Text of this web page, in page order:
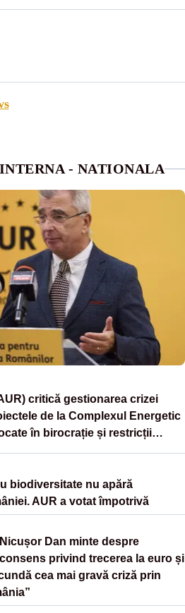
- NATIONALA
critică gestionarea crizei
de la Complexul Energetic
în birocrație și restricții
biodiversitate nu apără
AUR a votat împotrivă
Dan minte despre
privind trecerea la euro și
cea mai gravă criză prin